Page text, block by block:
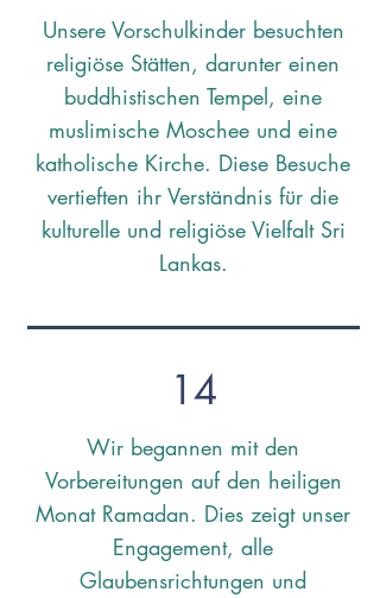
Unsere Vorschulkinder besuchten
religiöse Stätten, darunter einen
buddhistischen Tempel, eine
muslimische Moschee und eine
katholische Kirche. Diese Besuche
vertieften ihr Verständnis für die
kulturelle und religiöse Vielfalt Sri
Lankas.
14
Wir begannen mit den
Vorbereitungen auf den heiligen
Monat Ramadan. Dies zeigt unser
Engagement, alle
Glaubensrichtungen und